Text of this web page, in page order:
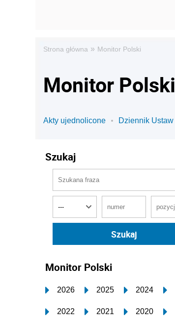
Strona główna » Monitor Polski
Monitor Polski
Akty ujednolicone Dziennik Ustaw
Szukaj
Monitor Polski
2026 2025 2024
2022 2021 2020